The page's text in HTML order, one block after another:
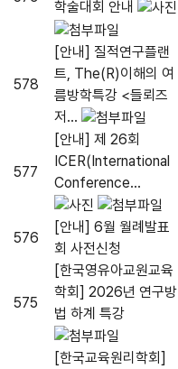
학술대회 안내
578
[안내] 질적연구플랜
트, The(R)이해의 여
름방학특강 <들뢰즈
저...
577
[안내] 제 26회
ICER(International
Conference...
576
[안내] 6월 월례발표
회 사전신청
575
[한국영유아교원교육
학회] 2026년 연구방
법 하계 특강
[한국교육원리학회]